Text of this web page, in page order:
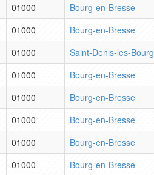
01000 Bourg-en-Bresse
01000 Bourg-en-Bresse
01000 Saint-Denis-les-Bourg
01000 Bourg-en-Bresse
01000 Bourg-en-Bresse
01000 Bourg-en-Bresse
01000 Bourg-en-Bresse
01000 Bourg-en-Bresse